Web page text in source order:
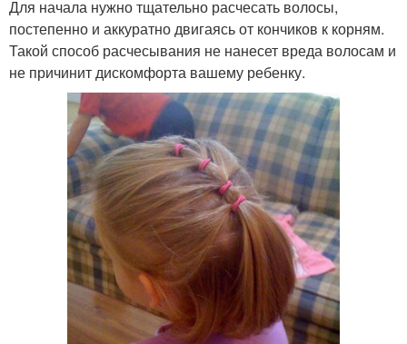
Для начала нужно тщательно расчесать волосы,
постепенно и аккуратно двигаясь от кончиков к корням.
Такой способ расчесывания не нанесет вреда волосам и
не причинит дискомфорта вашему ребенку.